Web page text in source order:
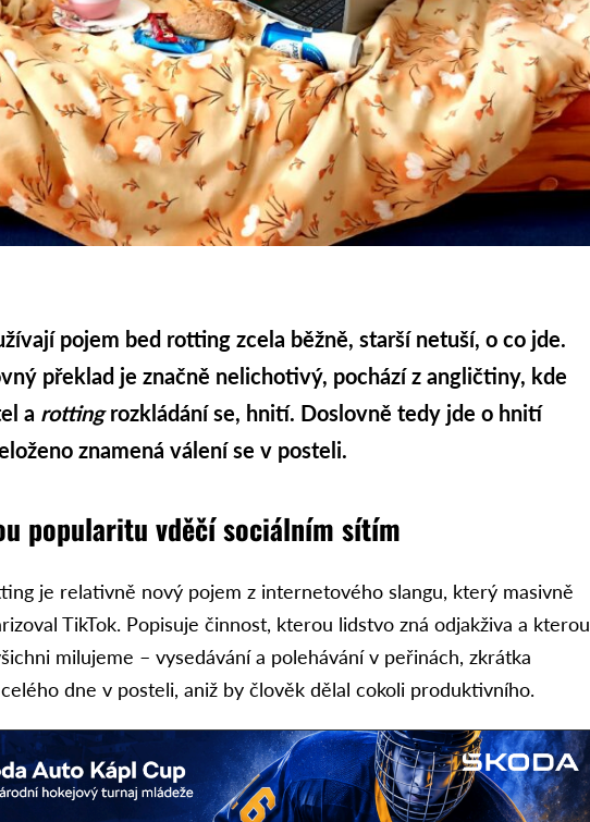
pojem bed rotting zcela běžně, starší netuší, o co jde.
překlad je značně nelichotivý, pochází z angličtiny, kde
a rottingrozkládání se, hnití. Doslovně tedy jde o hnití
znamená válení se v posteli.
popularitu vděčí sociálním sítím
je relativně nový pojem z internetového slangu, který masivně
TikTok. Popisuje činnost, kterou lidstvo zná odjakživa a kterou
milujeme – vysedávání a polehávání v peřinách, zkrátka
dne v posteli, aniž by člověk dělal cokoli produktivního.